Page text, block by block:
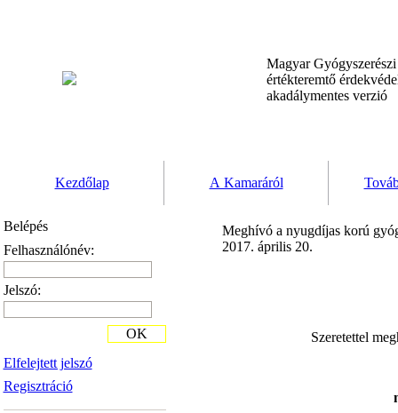
Magyar
értékteremtő
akadálymentes verzió
Kezdőlap A Kamaráról
Belépés
Felhasználónév:
Jelszó:
Elfelejtett jelszó
Regisztráció
OK
Meghívó a nyugdíjas korú
2017. április 20.
Szeretettel